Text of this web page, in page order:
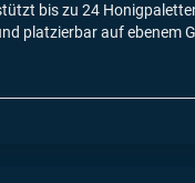
bis zu 24
platzierbar auf ebenem